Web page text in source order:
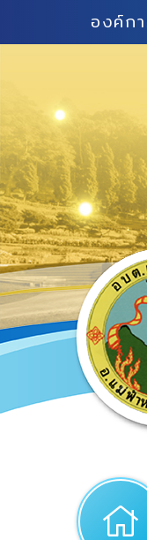
องค์ก
home